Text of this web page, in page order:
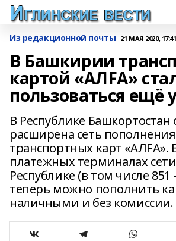
Из редакционной почты 21 МАЯ 2020, 17:41
В Башкирии
картой «АЛFА»
пользоваться ещё
В Республике Башкортостан
расширена сеть пополнения
транспортных карт «АЛFА».
платежных терминалах
Республике (в том числе
теперь можно пополнить
наличными и без комиссии.